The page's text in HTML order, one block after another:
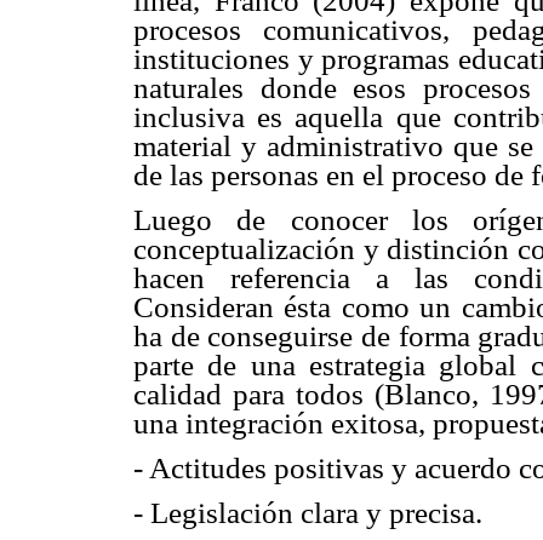
procesos comunicativos,
instituciones y programas
naturales donde esos
inclusiva es aquella que
material y administrativo que
de las personas en el proceso de
Luego de conocer los
conceptualización y distinción
hacen referencia a las
Consideran ésta como un
ha de conseguirse de forma
parte de una estrategia global
calidad para todos (Blanco,
una integración exitosa,
- Actitudes positivas y acuerdo
- Legislación clara y precisa.